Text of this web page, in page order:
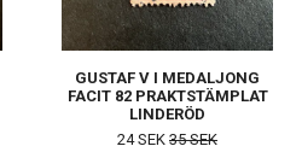
GUSTAF V I MEDALJONG
FACIT 82 PRAKTSTÄMPLAT
LINDERÖD
24 SEK 35 SEK